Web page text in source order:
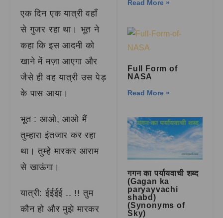
एक दिन एक यात्री वहाँ
से गुजर रहा था। भूत ने
कहा कि इस आदमी को
खाने में मज़ा आएगा और
जैसे ही वह यात्री उस पेड़
के पास आया।
भूत : आओ, आओ मैं
तुम्हारा इंतजार कर रहा
था। तुम्हे मारकर आराम
से खाऊंगा।
यात्री: ईईईई .. !! तुम
कौन हो और मुझे मारकर
Read More »
Full Form of
NASA
Read More »
गगन का पर्यायवाची शब्द
(Gagan ka
paryayvachi
shabd)
(Synonyms of
Sky)